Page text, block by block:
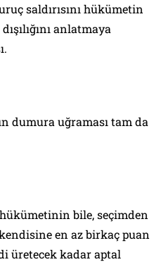
saldırısını hükümetin
anlatmaya
dumura uğraması tam da
bile, seçimden
en az birkaç puan
üretecek kadar aptal